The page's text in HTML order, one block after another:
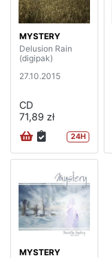
MYSTERY
Delusion Rain
(digipak)
27.10.2015
CD
71,89 zł
24H
MYSTERY